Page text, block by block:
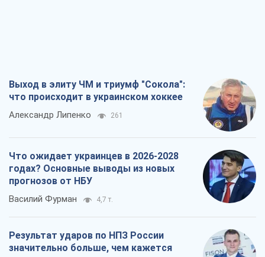
Выход в элиту ЧМ и триумф "Сокола":
что происходит в украинском хоккее
Александр Липенко 261
Что ожидает украинцев в 2026-2028
годах? Основные выводы из новых
прогнозов от НБУ
Василий Фурман 4,7 т.
Результат ударов по НПЗ России
значительно больше, чем кажется